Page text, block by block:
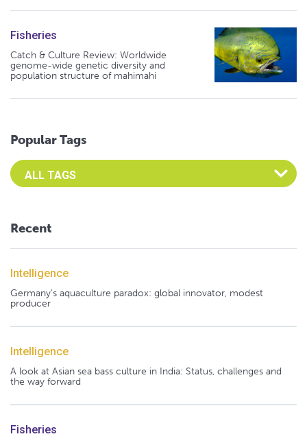
Fisheries
Catch & Culture Review: Worldwide
genome-wide genetic diversity and
population structure of mahimahi
Popular Tags
Select an Advocate Tag to view it's posts
Recent
Intelligence
Germany's aquaculture paradox: global innovator, modest
producer
Intelligence
A look at Asian sea bass culture in India: Status, challenges and
the way forward
Fisheries